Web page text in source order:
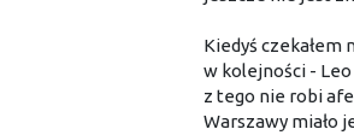
Kiedyś czekałem
w kolejności -
z tego nie robi
Warszawy miało